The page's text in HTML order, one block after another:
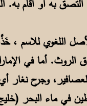
اللغوي للاسم
أما في
وجرح نغار